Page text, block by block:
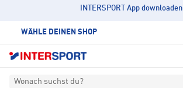
INTERSPORT App downloaden
WÄHLE DEINEN SHOP
Wonach suchst du?